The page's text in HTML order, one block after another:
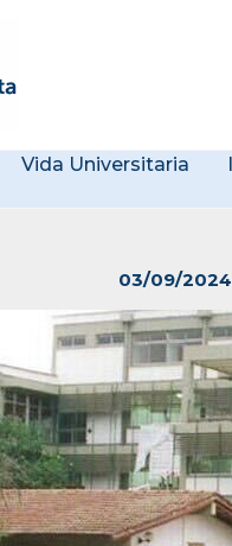
Vida Universitaria
03/09/2024